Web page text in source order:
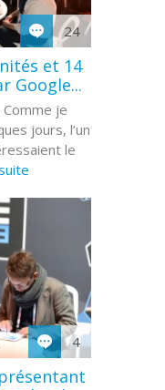
24
et 14
Google...
je
jours, l’un
le
4